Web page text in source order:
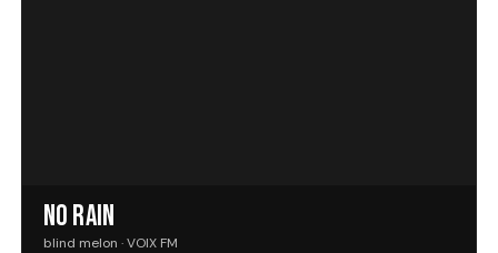
NO RAIN
blind melon · VOIX FM